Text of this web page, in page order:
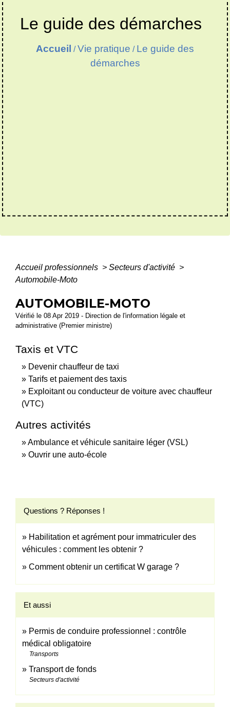
Le guide des démarches
Accueil /Vie pratique / Le guide des
démarches
Accueil professionnels > Secteurs d'activité >
Automobile-Moto
AUTOMOBILE-MOTO
Vérifié le 08 Apr 2019 - Direction de l'information légale et
administrative (Premier ministre)
Taxis et VTC
Devenir chauffeur de taxi
Tarifs et paiement des taxis
Exploitant ou conducteur de voiture avec chauffeur
(VTC)
Autres activités
Ambulance et véhicule sanitaire léger (VSL)
Ouvrir une auto-école
Questions ? Réponses !
Habilitation et agrément pour immatriculer des
véhicules : comment les obtenir ?
Comment obtenir un certificat W garage ?
Et aussi
Permis de conduire professionnel : contrôle
médical obligatoire
Transports
Transport de fonds
Secteurs d'activité